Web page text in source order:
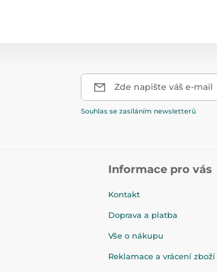
Zde napište váš e-mail
Souhlas se zasíláním newsletterů
Informace pro vás
Kontakt
Doprava a platba
Vše o nákupu
Reklamace a vrácení zboží